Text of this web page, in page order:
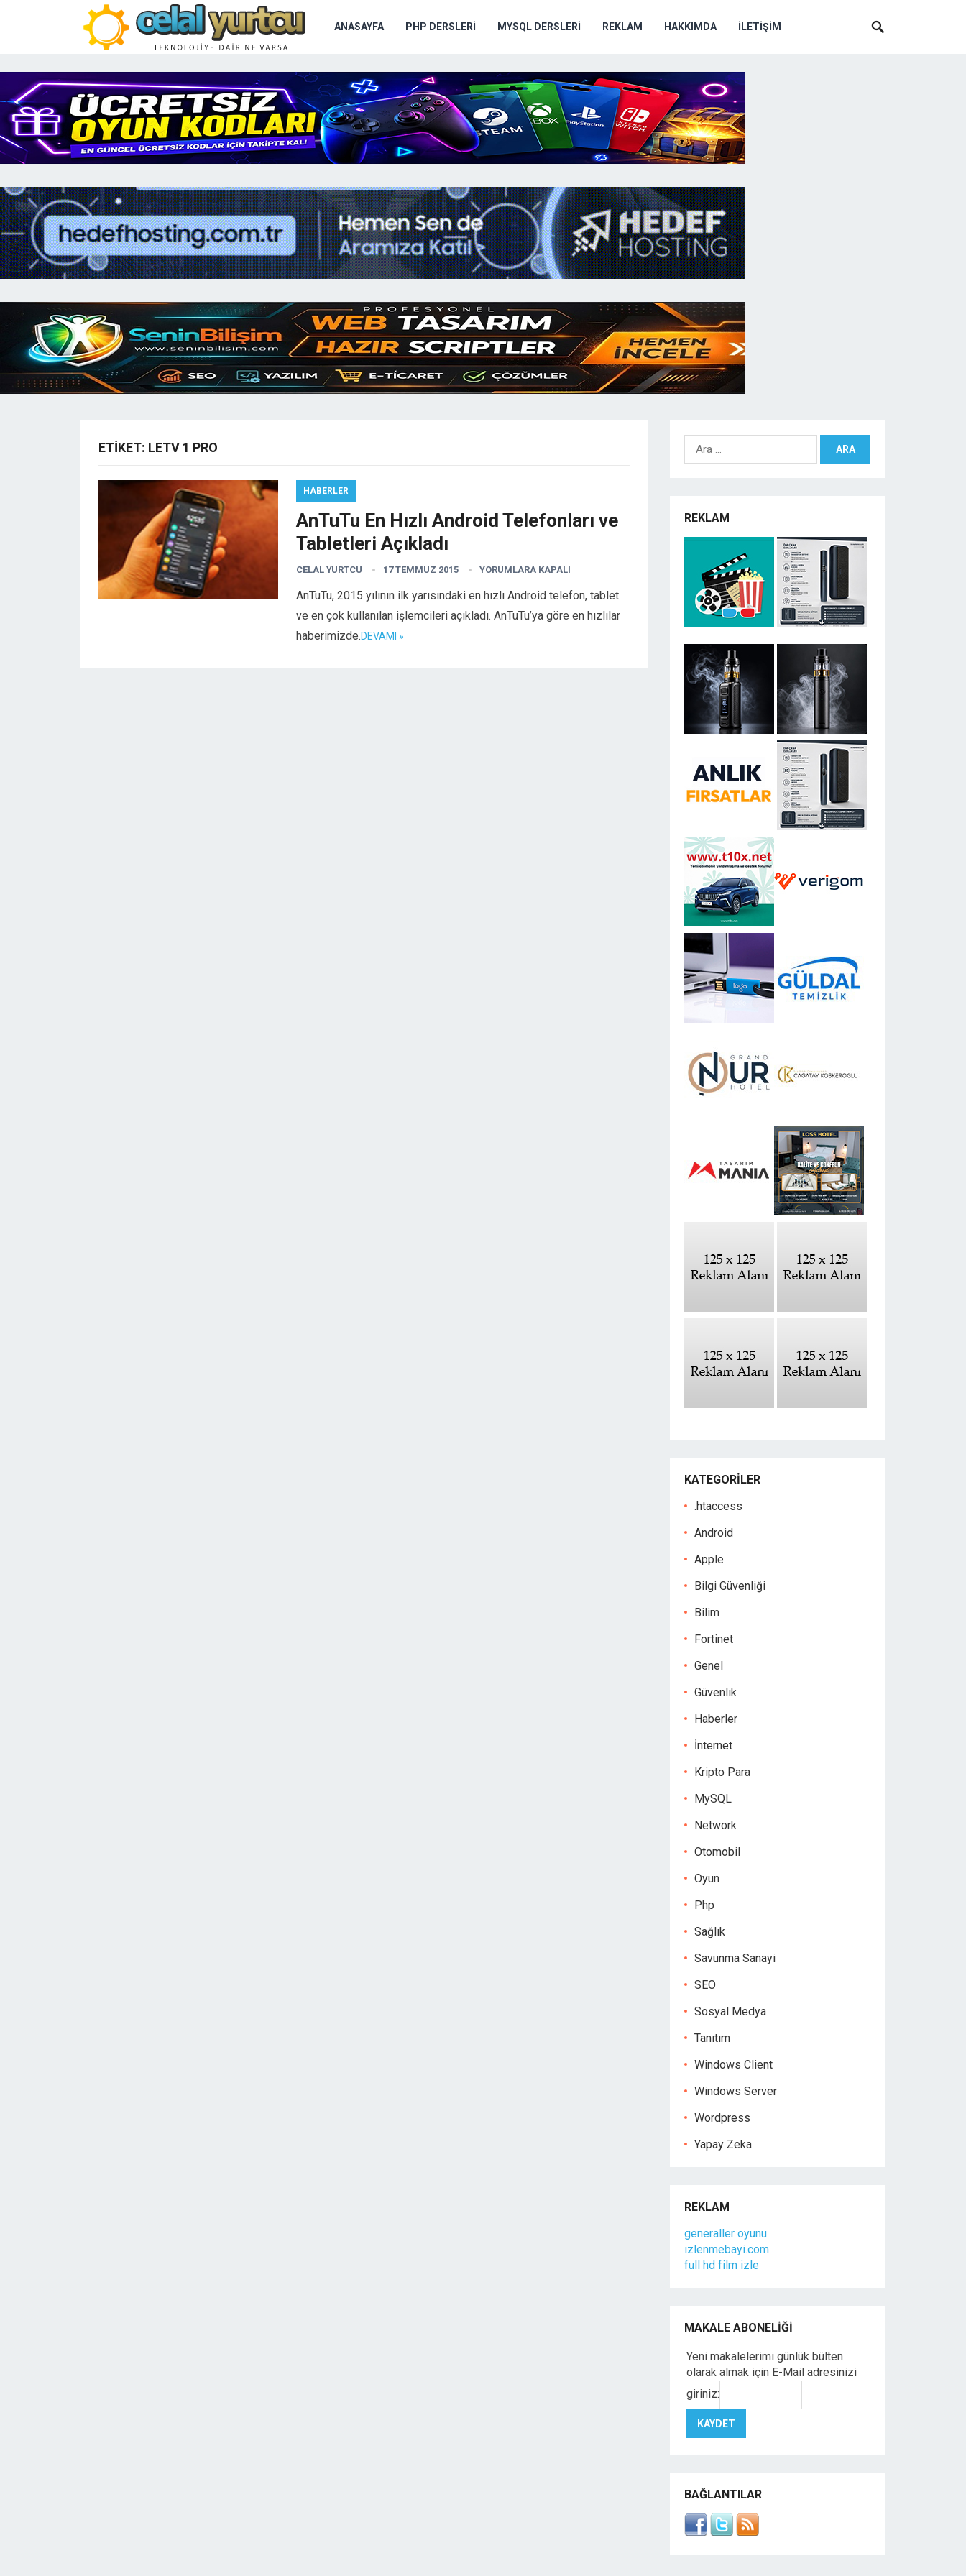
ANASAYFA PHP DERSLERI MYSQL DERSLERI REKLAM HAKKIMDA İLETIŞIM
ETIKET: LETV 1 PRO
HABERLER
AnTuTu En Hızlı Android Telefonları ve
Tabletleri Açıkladı
CELAL YURTCU 17 TEMMUZ 2015 YORUMLARA KAPALI
AnTuTu, 2015 yılının ilk yarısındaki en hızlı Android telefon, tablet
ve en çok kullanılan işlemcileri açıkladı. AnTuTu’ya göre en hızlılar
haberimizde.DEVAMI »
Arama:
REKLAM
KATEGORILER
.htaccess
Android
Apple
Bilgi Güvenliği
Bilim
Fortinet
Genel
Güvenlik
Haberler
İnternet
Kripto Para
MySQL
Network
Otomobil
Oyun
Php
Sağlık
Savunma Sanayi
SEO
Sosyal Medya
Tanıtım
Windows Client
Windows Server
Wordpress
Yapay Zeka
REKLAM
generaller oyunu
izlenmebayi.com
full hd film izle
MAKALE ABONELIĞI
Yeni makalelerimi günlük bülten
olarak almak için E-Mail adresinizi
giriniz:
BAĞLANTILAR